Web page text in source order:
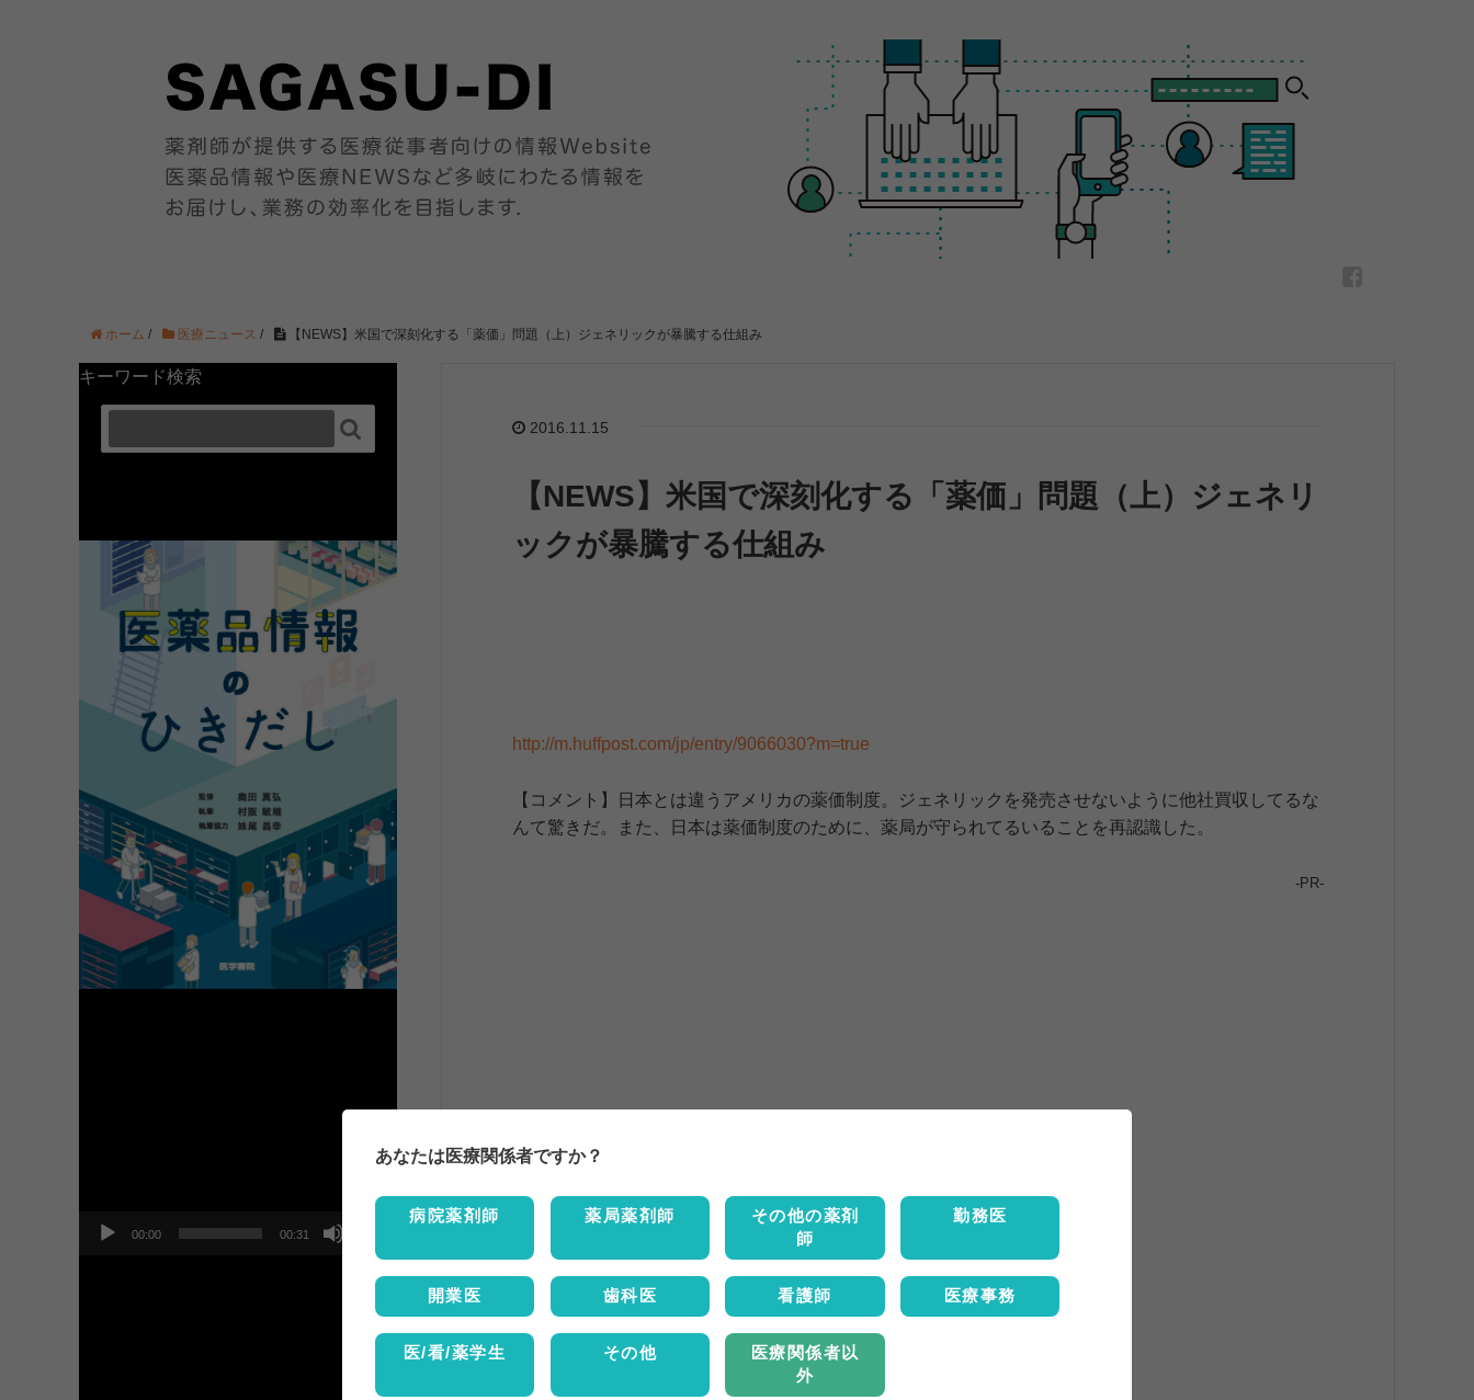
ホーム / 医療ニュース / 【NEWS】米国で深刻化する「薬価」問題（上）ジェネリックが暴騰する仕組み
2016.11.15
【NEWS】米国で深刻化する「薬価」問題（上）ジェネリ
ックが暴騰する仕組み
http://m.huffpost.com/jp/entry/9066030?m=true
【コメント】日本とは違うアメリカの薬価制度。ジェネリックを発売させないように他社買収してるな
んて驚きだ。また、日本は薬価制度のために、薬局が守られてるいることを再認識した。
-PR-
キーワード検索

00:00 00:31
あなたは医療関係者ですか？
病院薬剤師 薬局薬剤師
その他の薬剤
師
勤務医
開業医 歯科医 看護師 医療事務
医/看/薬学生 その他
医療関係者以
外